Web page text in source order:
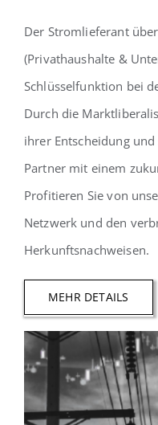
Der Stromlieferant
(Privathaushalte &
Schlüsselfunktion bei
Durch die
ihrer Entscheidung
Partner mit einem
Profitieren Sie von
Netzwerk und den
Herkunftsnachweisen.
MEHR DETAILS